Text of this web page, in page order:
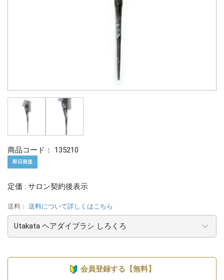
商品コード： 135210
即日発送
定価 : サロン契約後表示
送料： 送料について詳しくはこちら
会員登録する【無料】